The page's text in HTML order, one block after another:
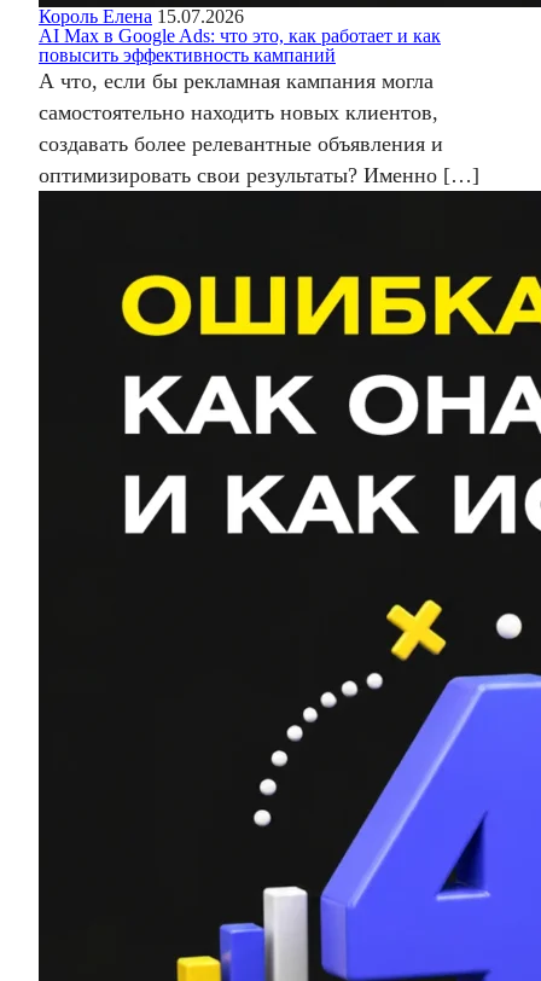
Король Елена 15.07.2026
AI Max в Google Ads: что это, как работает и как
повысить эффективность кампаний
А что, если бы рекламная кампания могла
самостоятельно находить новых клиентов,
создавать более релевантные объявления и
оптимизировать свои результаты? Именно […]